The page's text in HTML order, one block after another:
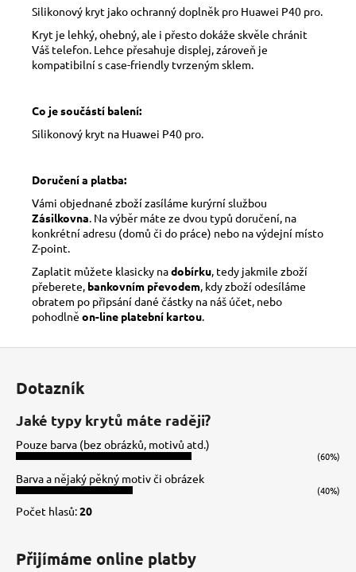
Silikonový kryt jako ochranný doplněk pro Huawei P40 pro.
Kryt je lehký, ohebný, ale i přesto dokáže skvěle chránit
Váš telefon. Lehce přesahuje displej, zároveň je
kompatibilní s case-friendly tvrzeným sklem.
Co je součástí balení:
Silikonový kryt na Huawei P40 pro.
Doručení a platba:
Vámi objednané zboží zasíláme kurýrní službou
Zásilkovna . Na výběr máte ze dvou typů doručení, na
konkrétní adresu (domů či do práce) nebo na výdejní místo
Z-point.
Zaplatit můžete klasicky nadobírku , tedy jakmile zboží
přeberete, bankovním převodem , kdy zboží odesíláme
obratem po připsání dané částky na náš účet, nebo
pohodlně on-line platební kartou
Dotazník
Jaké typy krytů máte raději?
Pouze barva (bez obrázků, motivů atd.)
(60%)
Barva a nějaký pěkný motiv či obrázek
(40%)
Počet hlasů:20
Přijímáme online platby